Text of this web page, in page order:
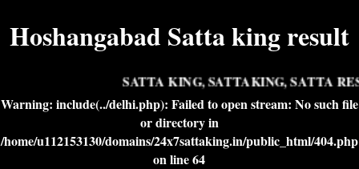
Hoshangabad Satta king result
SATTA KING, SATTAKING, SATTA
Warning: include(../delhi.php): Failed to open stream: No such file
or directory in
/home/u112153130/domains/24x7sattaking.in/public_html/404.php
on line64